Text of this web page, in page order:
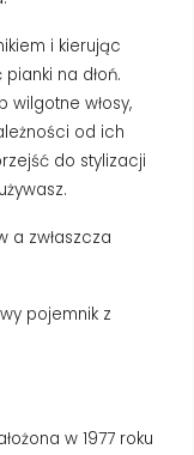
i kierując
na dłoń.
wilgotne włosy,
od ich
do stylizacji
a zwłaszcza
pojemnik z
w 1977 roku